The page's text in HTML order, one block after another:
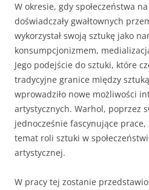
W okresie, gdy społeczeństwa
doświadczały gwałtownych
wykorzystał swoją sztukę jako
konsumpcjonizmem,
Jego podejście do sztuki, które
tradycyjne granice między
wprowadziło nowe możliwości
artystycznych. Warhol, poprzez
jednocześnie fascynujące prace,
temat roli sztuki w
artystycznej.
W pracy tej zostanie